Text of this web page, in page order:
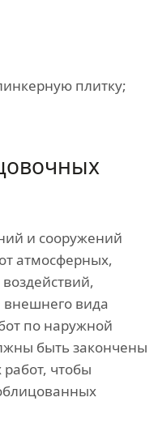
плитку;
и сооружений
атмосферных,
вида
по наружной
быть закончены
чтобы